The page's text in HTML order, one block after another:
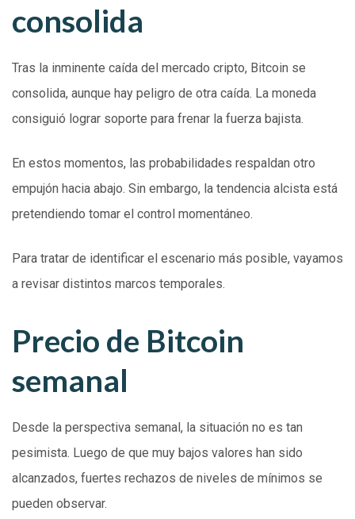
consolida
Tras la inminente caída del mercado cripto, Bitcoin se
consolida, aunque hay peligro de otra caída. La moneda
consiguió lograr soporte para frenar la fuerza bajista.
En estos momentos, las probabilidades respaldan otro
empujón hacia abajo. Sin embargo, la tendencia alcista está
pretendiendo tomar el control momentáneo.
Para tratar de identificar el escenario más posible, vayamos
a revisar distintos marcos temporales.
Precio de Bitcoin
semanal
Desde la perspectiva semanal, la situación no es tan
pesimista. Luego de que muy bajos valores han sido
alcanzados, fuertes rechazos de niveles de mínimos se
pueden observar.